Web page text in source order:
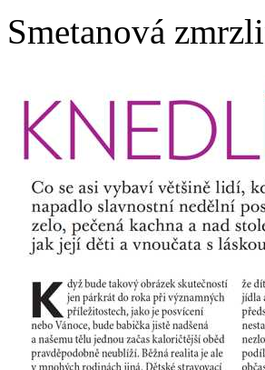
Smetanová